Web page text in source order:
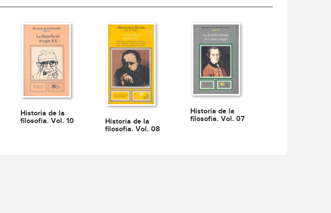
Historia de la
filosofía. Vol. 10
Historia de la
filosofía. Vol. 08
Historia de la
filosofía. Vol. 07